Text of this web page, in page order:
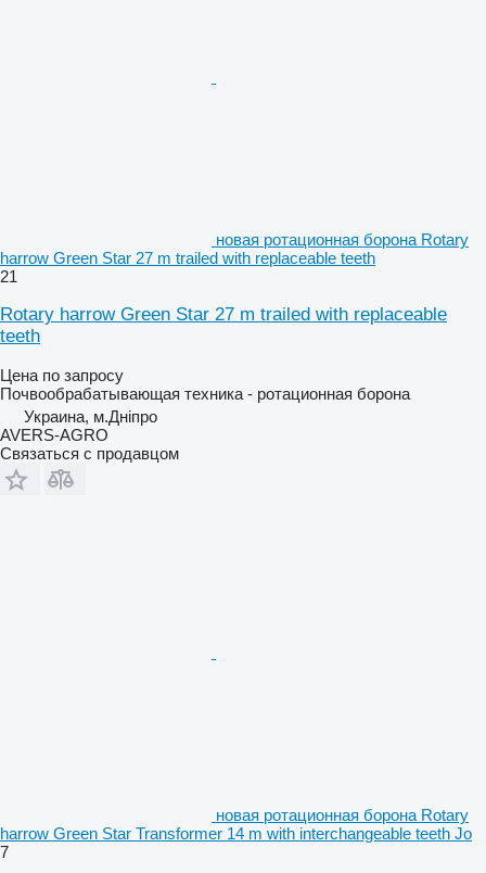
новая ротационная борона Rotary
harrow Green Star 27 m trailed with replaceable teeth
21
Rotary harrow Green Star 27 m trailed with replaceable
teeth
Цена по запросу
Почвообрабатывающая техника - ротационная борона
Украина, м.Дніпро
AVERS-AGRO
Связаться с продавцом
новая ротационная борона Rotary
harrow Green Star Transformer 14 m with interchangeable teeth Jo
7